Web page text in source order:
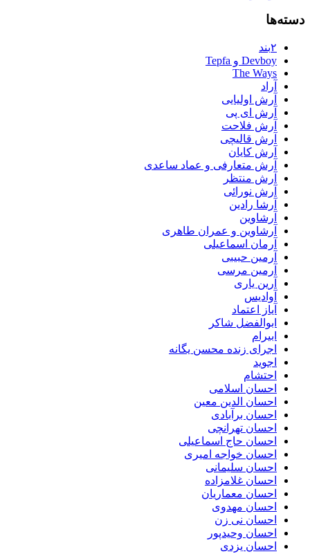
دسته‌ها
۲بند
Devboy و Tepfa
The Ways
آراد
آرش اولیایی
آرش ای پی
آرش فلاحت
آرش قالیچی
آرش کایان
آرش متعارفی و عماد ساعدی
آرش منتظر
آرش نورائی
آرشا رادین
آرشاوین
آرشاوین و عمران طاهری
آرمان اسماعیلی
آرمین حبیبی
آرمین مرسی
آرین یاری
آوادیس
آیاز اعتماد
ابوالفضل شاکر
ابیرام
اجرای زنده محسن یگانه
اجوید
احتشام
احسان اسلامی
احسان الدین معین
احسان برآبادی
احسان تهرانچی
احسان حاج اسماعیلی
احسان خواجه امیری
احسان سلیمانی
احسان غلامزاده
احسان معماریان
احسان مهدوی
احسان نی زن
احسان وحیدپور
احسان یزدی